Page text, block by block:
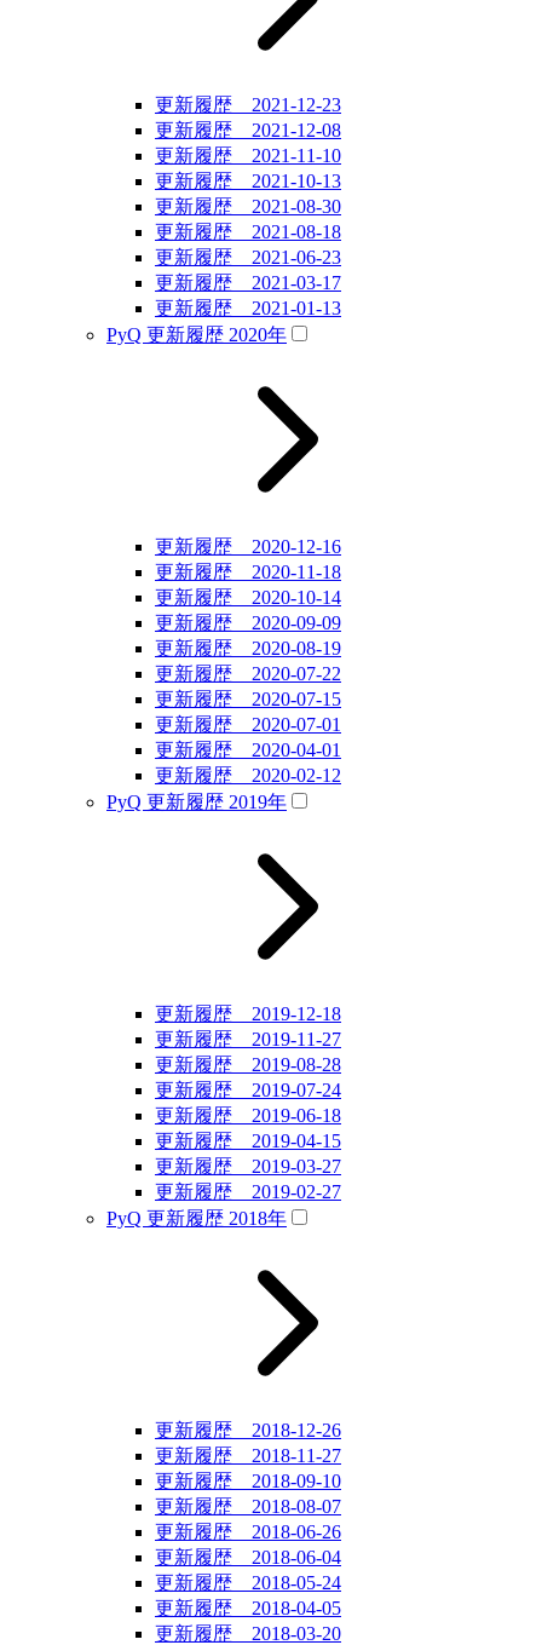
更新履歴 2021-12-23
更新履歴 2021-12-08
更新履歴 2021-11-10
更新履歴 2021-10-13
更新履歴 2021-08-30
更新履歴 2021-08-18
更新履歴 2021-06-23
更新履歴 2021-03-17
更新履歴 2021-01-13
PyQ 更新履歴 2020年
更新履歴 2020-12-16
更新履歴 2020-11-18
更新履歴 2020-10-14
更新履歴 2020-09-09
更新履歴 2020-08-19
更新履歴 2020-07-22
更新履歴 2020-07-15
更新履歴 2020-07-01
更新履歴 2020-04-01
更新履歴 2020-02-12
PyQ 更新履歴 2019年
更新履歴 2019-12-18
更新履歴 2019-11-27
更新履歴 2019-08-28
更新履歴 2019-07-24
更新履歴 2019-06-18
更新履歴 2019-04-15
更新履歴 2019-03-27
更新履歴 2019-02-27
PyQ 更新履歴 2018年
更新履歴 2018-12-26
更新履歴 2018-11-27
更新履歴 2018-09-10
更新履歴 2018-08-07
更新履歴 2018-06-26
更新履歴 2018-06-04
更新履歴 2018-05-24
更新履歴 2018-04-05
更新履歴 2018-03-20